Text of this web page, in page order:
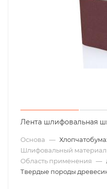
Лента шлифовальная
Основа —
Шлифовальный материал
Область применения —
Твердые породы